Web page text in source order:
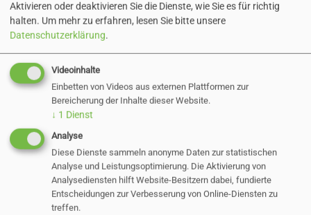
Briefkasten
Aktivieren oder deaktivieren Sie die Dienste, wie Sie es für richtig
halten. Um mehr zu erfahren, lesen Sie bitte unsere
Datenschutzerklärung.
Videoinhalte
Einbetten von Videos aus externen Plattformen zur
Bereicherung der Inhalte dieser Website.
↓ 1 Dienst
Analyse
Diese Dienste sammeln anonyme Daten zur statistischen
Analyse und Leistungsoptimierung. Die Aktivierung von
Analysediensten hilft Website-Besitzern dabei, fundierte
Entscheidungen zur Verbesserung von Online-Diensten zu
treffen.